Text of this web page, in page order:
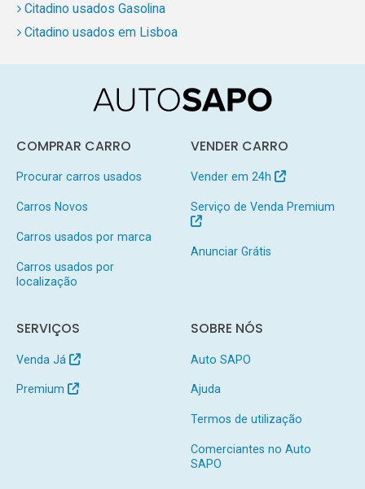
Citadino usados Gasolina
Citadino usados em Lisboa
COMPRAR CARRO
Procurar carros usados
Carros Novos
Carros usados por marca
Carros usados por
localização
VENDER CARRO
Vender em 24h
Serviço de Venda Premium
Anunciar Grátis
SERVIÇOS
Venda Já
Premium
SOBRE NÓS
Auto SAPO
Ajuda
Termos de utilização
Comerciantes no Auto
SAPO